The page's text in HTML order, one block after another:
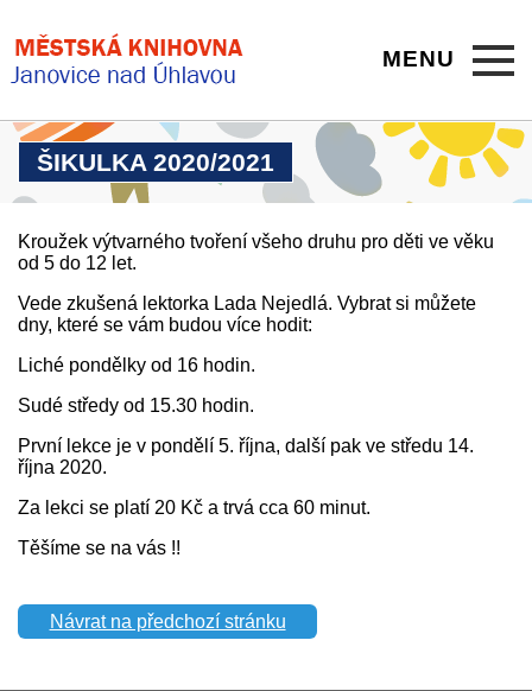
MENU
ŠIKULKA 2020/2021
Kroužek výtvarného tvoření všeho druhu pro děti ve věku
od 5 do 12 let.
Vede zkušená lektorka Lada Nejedlá. Vybrat si můžete
dny, které se vám budou více hodit:
Liché pondělky od 16 hodin.
Sudé středy od 15.30 hodin.
První lekce je v pondělí 5. října, další pak ve středu 14.
října 2020.
Za lekci se platí 20 Kč a trvá cca 60 minut.
Těšíme se na vás !!
Návrat na předchozí stránku